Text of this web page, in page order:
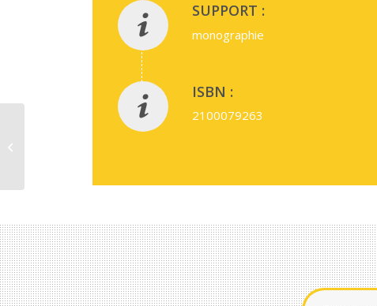
SUPPORT :
monographie
ISBN :
2100079263